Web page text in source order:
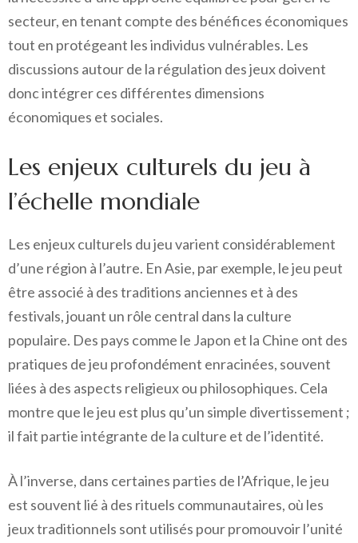
secteur, en tenant compte des bénéfices économiques
tout en protégeant les individus vulnérables. Les
discussions autour de la régulation des jeux doivent
donc intégrer ces différentes dimensions
économiques et sociales.
Les enjeux culturels du jeu à
l’échelle mondiale
Les enjeux culturels du jeu varient considérablement
d’une région à l’autre. En Asie, par exemple, le jeu peut
être associé à des traditions anciennes et à des
festivals, jouant un rôle central dans la culture
populaire. Des pays comme le Japon et la Chine ont des
pratiques de jeu profondément enracinées, souvent
liées à des aspects religieux ou philosophiques. Cela
montre que le jeu est plus qu’un simple divertissement ;
il fait partie intégrante de la culture et de l’identité.
À l’inverse, dans certaines parties de l’Afrique, le jeu
est souvent lié à des rituels communautaires, où les
jeux traditionnels sont utilisés pour promouvoir l’unité